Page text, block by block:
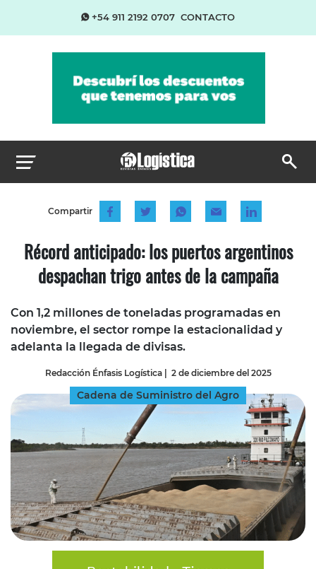
+54 911 2192 0707 CONTACTO
Compartir
Récord anticipado: los puertos argentinos
despachan trigo antes de la campaña
Con 1,2 millones de toneladas programadas en
noviembre, el sector rompe la estacionalidad y
adelanta la llegada de divisas.
Redacción Énfasis Logística| 2 de diciembre del 2025
Cadena de Suministro del Agro